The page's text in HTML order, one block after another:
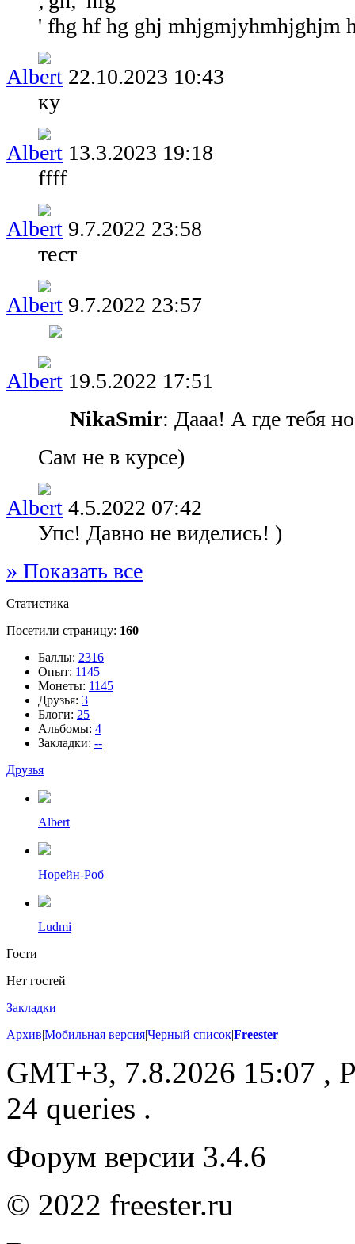
' fhg hf hg ghj mhjgmjyhmhjghjm
Albert 22.10.2023 10:43
ку
Albert 13.3.2023 19:18
ffff
Albert 9.7.2022 23:58
тест
Albert 9.7.2022 23:57
Albert 19.5.2022 17:51
NikaSmir: Дааа! А где тебя
Сам не в курсе)
Albert 4.5.2022 07:42
Упс! Давно не виделись! )
» Показать все
Статистика
Посетили страницу: 160
Баллы: 2316
Опыт: 1145
Монеты: 1145
Друзья: 3
Блоги: 25
Альбомы: 4
Закладки: --
Друзья
Albert
Норейн-Роб
Ludmi
Гости
Нет гостей
Закладки
Архив|Мобильная версия|Черный список|Freester
GMT+3, 7.8.2026 15:07 ,
24 queries .
Форум версии 3.4.6
© 2022 freester.ru